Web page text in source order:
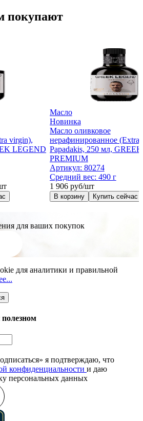
покупают
virgin),
LEGEND
Масло
Новинка
Масло оливковое
нерафинированное (Extra
Papadakis, 250 мл,
PREMIUM
Артикул: 80274
Средний вес: 490 г
1 906 руб/шт
В корзину Купить сейчас
для ваших покупок
для аналитики и правильной
я подтверждаю, что
конфиденциальности и даю
персональных данных